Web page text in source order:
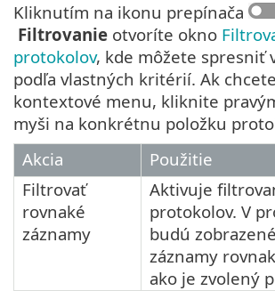
Kliknutím na ikonu prepínača
Filtrovanie otvoríte okno
protokolov, kde môžete spresniť
podľa vlastných kritérií. Ak
kontextové menu, kliknite
myši na konkrétnu položku
Akcia
Použitie
Filtrovať
rovnaké
záznamy
Aktivuje
protokolov. V
budú
záznamy
ako je zvolený